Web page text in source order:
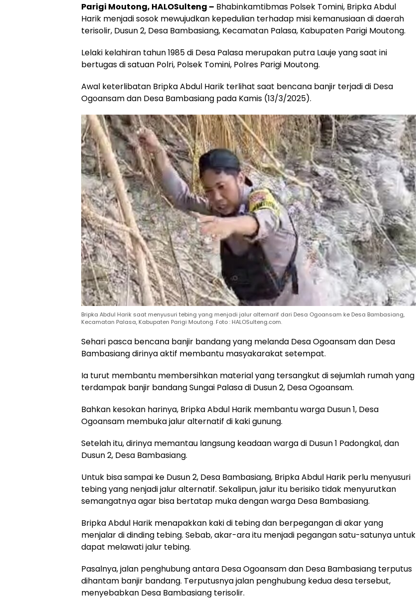
Parigi Moutong, HALOSulteng – Bhabinkamtibmas Polsek Tomini, Bripka Abdul
Harik menjadi sosok mewujudkan kepedulian terhadap misi kemanusiaan di daerah
terisolir, Dusun 2, Desa Bambasiang, Kecamatan Palasa, Kabupaten Parigi Moutong.
Lelaki kelahiran tahun 1985 di Desa Palasa merupakan putra Lauje yang saat ini
bertugas di satuan Polri, Polsek Tomini, Polres Parigi Moutong.
Awal keterlibatan Bripka Abdul Harik terlihat saat bencana banjir terjadi di Desa
Ogoansam dan Desa Bambasiang pada Kamis (13/3/2025).
Bripka Abdul Harik saat menyusuri tebing yang menjadi jalur alternarif dari Desa Ogoansam ke Desa Bambasiang,
Kecamatan Palasa, Kabupaten Parigi Moutong. Foto : HALOSulteng.com.
Sehari pasca bencana banjir bandang yang melanda Desa Ogoansam dan Desa
Bambasiang dirinya aktif membantu masyakarakat setempat.
Ia turut membantu membersihkan material yang tersangkut di sejumlah rumah yang
terdampak banjir bandang Sungai Palasa di Dusun 2, Desa Ogoansam.
Bahkan kesokan harinya, Bripka Abdul Harik membantu warga Dusun 1, Desa
Ogoansam membuka jalur alternatif di kaki gunung.
Setelah itu, dirinya memantau langsung keadaan warga di Dusun 1 Padongkal, dan
Dusun 2, Desa Bambasiang.
Untuk bisa sampai ke Dusun 2, Desa Bambasiang, Bripka Abdul Harik perlu menyusuri
tebing yang nenjadi jalur alternatif. Sekalipun, jalur itu berisiko tidak menyurutkan
semangatnya agar bisa bertatap muka dengan warga Desa Bambasiang.
Bripka Abdul Harik menapakkan kaki di tebing dan berpegangan di akar yang
menjalar di dinding tebing. Sebab, akar-ara itu menjadi pegangan satu-satunya untuk
dapat melawati jalur tebing.
Pasalnya, jalan penghubung antara Desa Ogoansam dan Desa Bambasiang terputus
dihantam banjir bandang. Terputusnya jalan penghubung kedua desa tersebut,
menyebabkan Desa Bambasiang terisolir.